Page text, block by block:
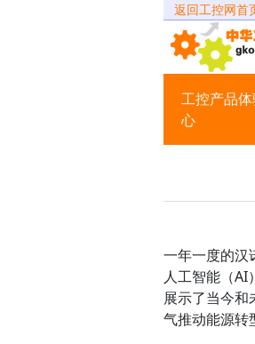
返回工控网首
工控产品体
心
一年一度的汉
人工智能（AI
展示了当今和
气推动能源转